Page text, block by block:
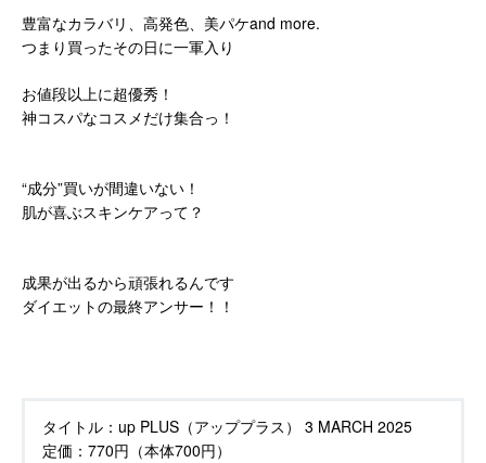
豊富なカラバリ、高発色、美パケand more.
つまり買ったその日に一軍入り
お値段以上に超優秀！
神コスパなコスメだけ集合っ！
“成分”買いが間違いない！
肌が喜ぶスキンケアって？
成果が出るから頑張れるんです
ダイエットの最終アンサー！！
タイトル： up PLUS（アッププラス） 3 MARCH 2025
定価： 770円（本体700円）